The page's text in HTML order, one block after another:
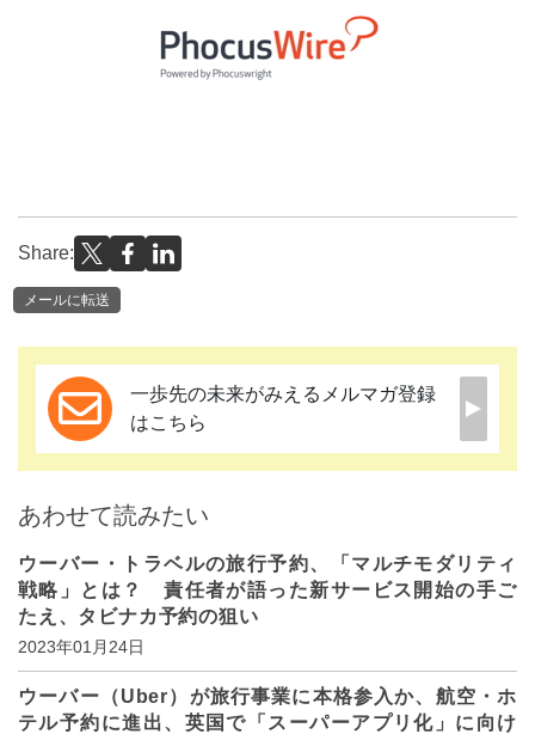
Share:
メールに転送
一歩先の未来がみえるメルマガ登録
はこちら
あわせて読みたい
ウーバー・トラベルの旅行予約、「マルチモダリティ
戦略」とは？ 責任者が語った新サービス開始の手ご
たえ、タビナカ予約の狙い
2023年01月24日
ウーバー（Uber）が旅行事業に本格参入か、航空・ホ
テル予約に進出、英国で「スーパーアプリ化」に向け